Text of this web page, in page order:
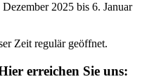
2025 bis 6. Januar
Zeit regulär geöffnet.
erreichen Sie uns: